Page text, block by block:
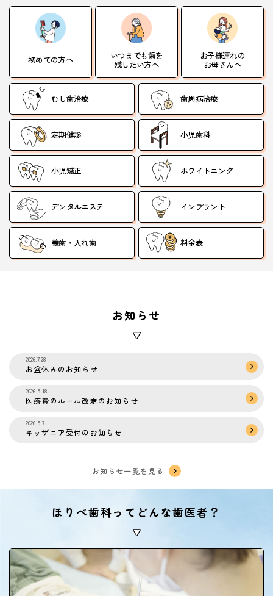
初めての方へ いつまでも歯を
残したい方へ
お子様連れの
お母さんへ
むし歯治療 歯周病治療
定期健診 小児歯科
小児矯正 ホワイトニング
デンタルエステ インプラント
義歯・入れ歯 料金表
お知らせ
2026.7.28
お盆休みのお知らせ
2026.5.18
医療費のルール改定のお知らせ
2026.5.7
キッザニア受付のお知らせ
お知らせ一覧を見る
ほりべ歯科ってどんな歯医者？